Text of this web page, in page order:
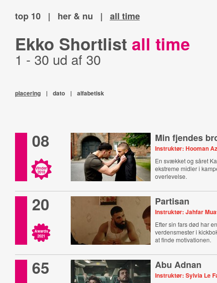
top 10 | her & nu | all time
Ekko Shortlist all time
1 - 30 ud af 30
placering | dato | alfabetisk
08
Vinder
2018
Min fjendes
Instruktør: Hooman
En svækket og såret
ekstreme midler i
overlevelse.
20
Awards
2021
Partisan
Instruktør: Jahfar
Efter sin fars død har
verdensmester i
at finde motivationen.
65 Abu Adnan
Instruktør: Sylvia Le